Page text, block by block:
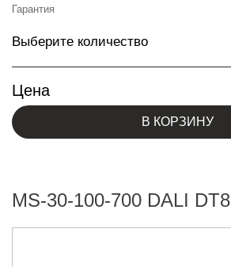
Гарантия
Выберите количество
Цена
В КОРЗИНУ
MS-30-100-700 DALI DT8